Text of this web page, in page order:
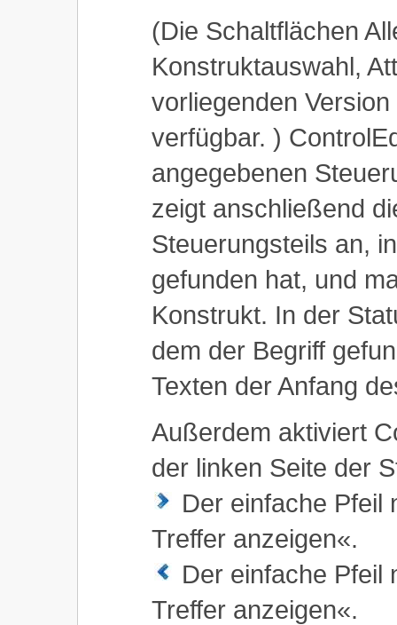
(Die Schaltflächen
Konstruktauswahl,
vorliegenden
verfügbar. )
angegebenen
zeigt anschließend
Steuerungsteils an,
gefunden hat, und
Konstrukt. In der
dem der Begriff
Texten der Anfang
Außerdem aktiviert
der linken Seite der
Der einfache Pfeil
Treffer anzeigen«.
Der einfache Pfeil
Treffer anzeigen«.